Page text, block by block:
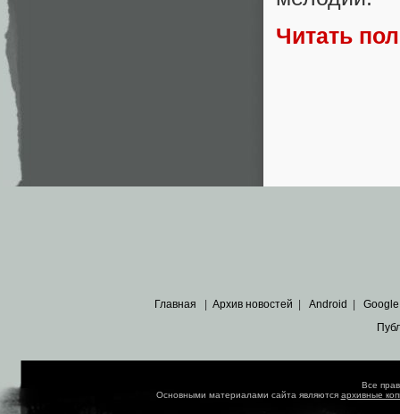
Читать
Главная Архив новостей Android Google
Все
Основными материалами сайта являются архивные